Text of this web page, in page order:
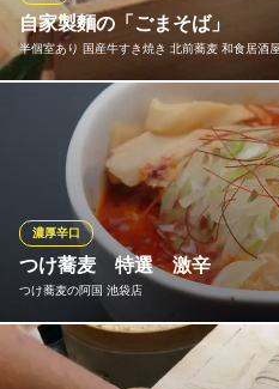
生粉打ち蕎麦 銀座浅野屋 東
地酒/接待/宴会/蕎麦
地下鉄有楽町線東池袋駅 徒歩1分
東京都豊島区東池袋4-5-2 エアライズタ
自家製麵の「ごまそば」
半個室あり 国産牛すき焼き 北前蕎麦 和食居酒
高田屋のそばは、打ち立て・茹で
家製麵の本格蕎麦。そばつゆも毎
「天然出汁」から作っております
「黒ごま」をそばにたっぷりと練
機会に高田屋名物の「ごまそば」
半個室あり 国産牛すき焼き
池袋西口個室蕎麦居酒屋
ＪＲ池袋駅西口 徒歩3分
東京都豊島区西池袋1-17-10 エキニア池袋
つけ蕎麦 特選 激辛
つけ蕎麦の阿国 池袋店
濃厚辛口
【阿国のそば】「挽きたて」「